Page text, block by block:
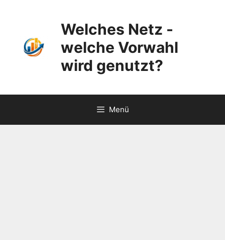
Welches Netz -
welche Vorwahl
wird genutzt?
Menü